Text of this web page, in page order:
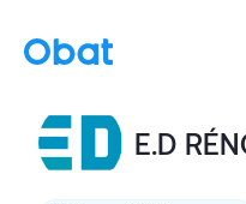
E.D